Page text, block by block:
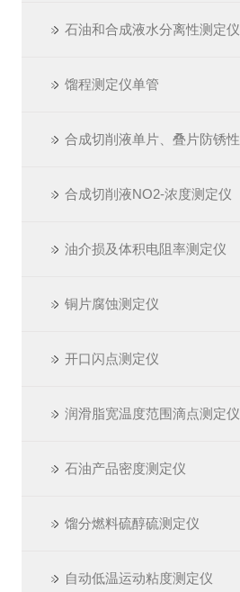
石油和合成液水分离性测定仪
馏程测定仪单管
合成切削液NO2-浓度测定仪
油介损及体积电阻率测定仪
铜片腐蚀测定仪
开口闪点测定仪
润滑脂宽温度范围滴点测定仪
石油产品密度测定仪
馏分燃料硫醇硫测定仪
自动低温运动粘度测定仪